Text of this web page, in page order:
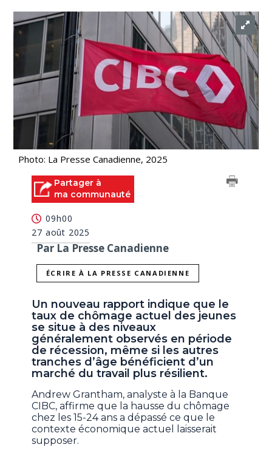
Photo: La Presse Canadienne, 2025
Partager à
ma communauté
09h00
27 août 2025
Par La Presse Canadienne
ÉCRIRE À LA PRESSE CANADIENNE
Un nouveau rapport indique que le
taux de chômage actuel des jeunes
se situe à des niveaux
généralement observés en période
de récession, même si les autres
tranches d’âge bénéficient d’un
marché du travail plus résilient.
Andrew Grantham, analyste à la Banque
CIBC, affirme que la hausse du chômage
chez les 15-24 ans a dépassé ce que le
contexte économique actuel laisserait
supposer.